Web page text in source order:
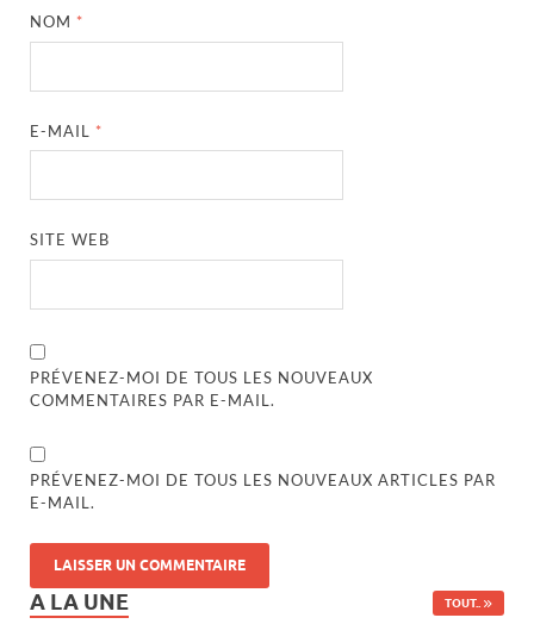
NOM *
E-MAIL *
SITE WEB
PRÉVENEZ-MOI DE TOUS LES NOUVEAUX
COMMENTAIRES PAR E-MAIL.
PRÉVENEZ-MOI DE TOUS LES NOUVEAUX ARTICLES PAR
E-MAIL.
A LA UNE TOUT..